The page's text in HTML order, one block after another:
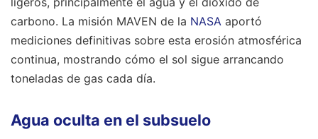
carbono. La misión MAVEN de la NASA aportó
mediciones definitivas sobre esta erosión atmosférica
continua, mostrando cómo el sol sigue arrancando
toneladas de gas cada día.
Agua oculta en el subsuelo